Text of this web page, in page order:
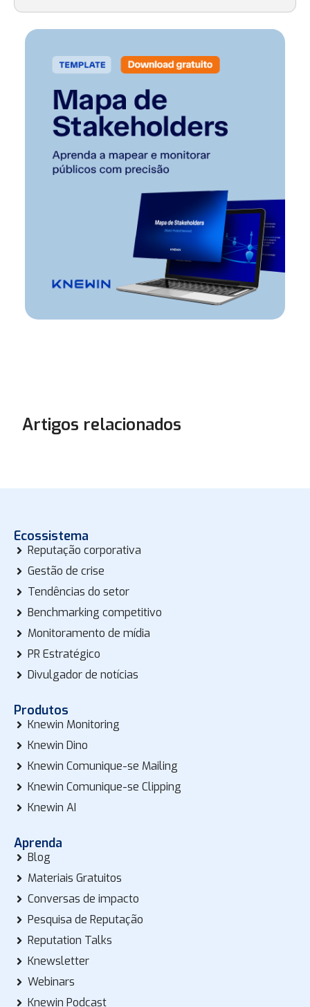
Artigos relacionados
Ecossistema
Reputação corporativa
Gestão de crise
Tendências do setor
Benchmarking competitivo
Monitoramento de mídia
PR Estratégico
Divulgador de notícias
Produtos
Knewin Monitoring
Knewin Dino
Knewin Comunique-se Mailing
Knewin Comunique-se Clipping
Knewin AI
Aprenda
Blog
Materiais Gratuitos
Conversas de impacto
Pesquisa de Reputação
Reputation Talks
Knewsletter
Webinars
Knewin Podcast